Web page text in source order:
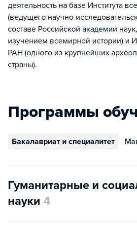
деятельность на базе Института
(ведущего научно-
составе Российской академии
изучением всемирной истории) и
РАН (одного из крупнейших
страны).
Программы
Бакалавриат и специалитет
Гуманитарные и
науки 4